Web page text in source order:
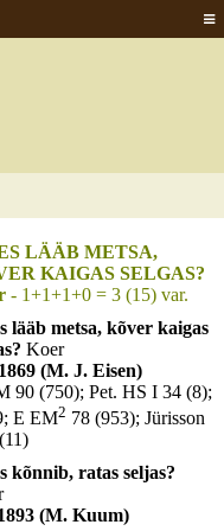
LÄÄB METSA,
KAIGAS SELGAS?
- 1+1+1+0 = 3 (15) var.
lääb metsa, kõver kaigas
Koer
(M. J. Eisen)
90 (750); Pet. HS I 34 (8);
E EM2 78 (953); Jürisson
kõnnib, ratas seljas?
(M. Kuum)